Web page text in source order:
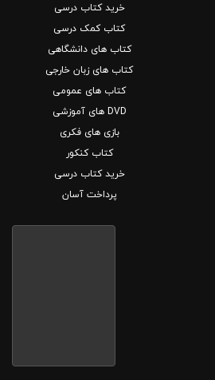
خرید کتاب درسی
کتاب کمک درسی
کتاب های دانشگاهی
کتاب های زبان خارجی
کتاب های عمومی
DVD های آموزشی
بازی های فکری
کتاب کنکور
خرید کتاب درسی
پرداخت آسان